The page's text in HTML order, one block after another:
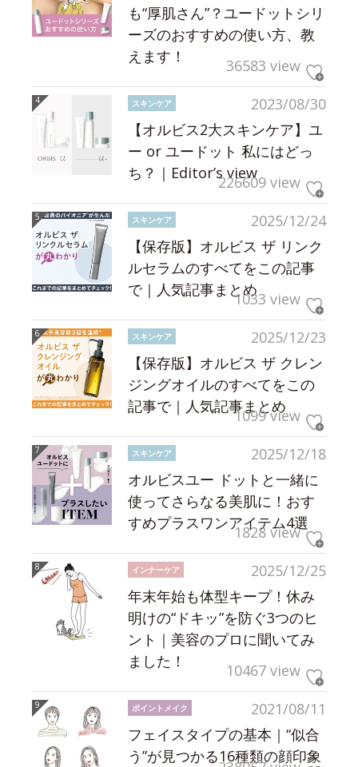
も“厚肌さん”？ユードットシリ
ーズのおすすめの使い方、教
えます！
36583 view
2023/08/30
スキンケア
【オルビス2大スキンケア】ユ
ー or ユードット 私にはどっ
ち？｜Editor’s view226609 view
2025/12/24
スキンケア
【保存版】オルビス ザ リンク
ルセラムのすべてをこの記事
で｜人気記事まとめ1033 view
2025/12/23
スキンケア
【保存版】オルビス ザ クレン
ジングオイルのすべてをこの
記事で｜人気記事まとめ
1099 view
2025/12/18
スキンケア
オルビスユー ドットと一緒に
使ってさらなる美肌に！おす
すめプラスワンアイテム4選
1828 view
2025/12/25
インナーケア
年末年始も体型キープ！休み
明けの“ドキッ”を防ぐ3つのヒ
ント｜美容のプロに聞いてみ
ました！
10467 view
2021/08/11
ポイントメイク
フェイスタイプの基本｜“似合
う”が見つかる16種類の顔印象